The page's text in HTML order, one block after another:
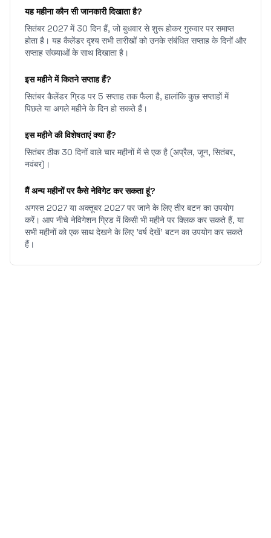
यह महीना कौन सी जानकारी दिखाता है?
सितंबर 2027 में 30 दिन हैं, जो बुधवार से शुरू होकर गुरुवार पर समाप्त
होता है। यह कैलेंडर दृश्य सभी तारीखों को उनके संबंधित सप्ताह के दिनों और
सप्ताह संख्याओं के साथ दिखाता है।
इस महीने में कितने सप्ताह हैं?
सितंबर कैलेंडर ग्रिड पर 5 सप्ताह तक फैला है, हालांकि कुछ सप्ताहों में
पिछले या अगले महीने के दिन हो सकते हैं।
इस महीने की विशेषताएं क्या हैं?
सितंबर ठीक 30 दिनों वाले चार महीनों में से एक है (अप्रैल, जून, सितंबर,
नवंबर)।
मैं अन्य महीनों पर कैसे नेविगेट कर सकता हूं?
अगस्त 2027 या अक्तूबर 2027 पर जाने के लिए तीर बटन का उपयोग
करें। आप नीचे नेविगेशन ग्रिड में किसी भी महीने पर क्लिक कर सकते हैं, या
सभी महीनों को एक साथ देखने के लिए 'वर्ष देखें' बटन का उपयोग कर सकते
हैं।